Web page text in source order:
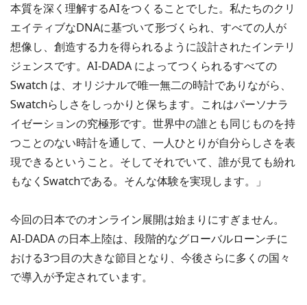
本質を深く理解するAIをつくることでした。私たちのクリ
エイティブなDNAに基づいて形づくられ、すべての人が
想像し、創造する力を得られるように設計されたインテリ
ジェンスです。AI‑DADA によってつくられるすべての
Swatch は、オリジナルで唯一無二の時計でありながら、
Swatchらしさをしっかりと保ちます。これはパーソナラ
イゼーションの究極形です。世界中の誰とも同じものを持
つことのない時計を通して、一人ひとりが自分らしさを表
現できるということ。そしてそれでいて、誰が見ても紛れ
もなくSwatchである。そんな体験を実現します。」
今回の日本でのオンライン展開は始まりにすぎません。
AI‑DADA の日本上陸は、段階的なグローバルローンチに
おける3つ目の大きな節目となり、今後さらに多くの国々
で導入が予定されています。